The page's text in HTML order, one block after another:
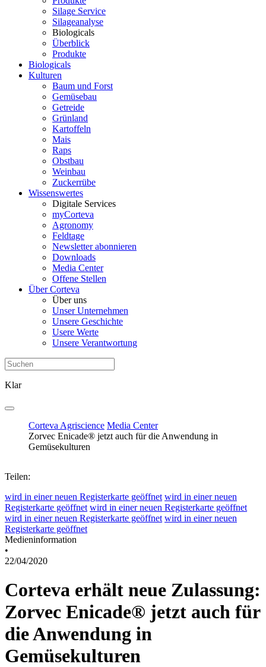
Silage Service
Silageanalyse
Biologicals
Überblick
Produkte
Biologicals
Kulturen
Baum und Forst
Gemüsebau
Getreide
Grünland
Kartoffeln
Mais
Raps
Obstbau
Weinbau
Zuckerrübe
Wissenswertes
Digitale Services
myCorteva
Agronomy
Feldtage
Newsletter abonnieren
Downloads
Media Center
Offene Stellen
Über Corteva
Über uns
Unser Unternehmen
Unsere Geschichte
Usere Werte
Unsere Verantwortung
Klar
Corteva Agriscience Media Center
Zorvec Enicade® jetzt auch für die Anwendung in
Gemüsekulturen
Teilen:
wird in einer neuen Registerkarte geöffnet wird in einer neuen
Registerkarte geöffnet wird in einer neuen Registerkarte geöffnet
wird in einer neuen Registerkarte geöffnet wird in einer neuen
Registerkarte geöffnet
Medieninformation
•
22/04/2020
Corteva erhält neue Zulassung:
Zorvec Enicade® jetzt auch für
die Anwendung in
Gemüsekulturen